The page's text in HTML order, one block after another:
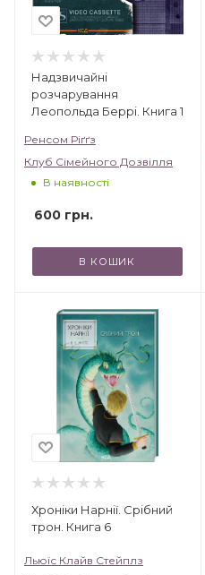
Надзвичайні
розчарування
Леопольда Беррі. Книга 1
Ренсом Ріґґз
Клуб Сімейного Дозвілля
В наявності
600 грн.
В КОШИК
Хроніки Нарнії. Срібний
трон. Книга 6
Льюїс Клайв Стейплз